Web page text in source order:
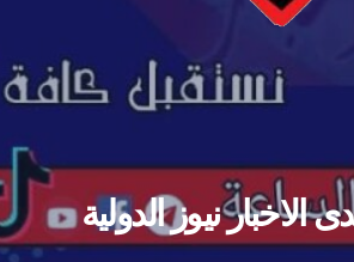
الاخبار نيوز الدولية